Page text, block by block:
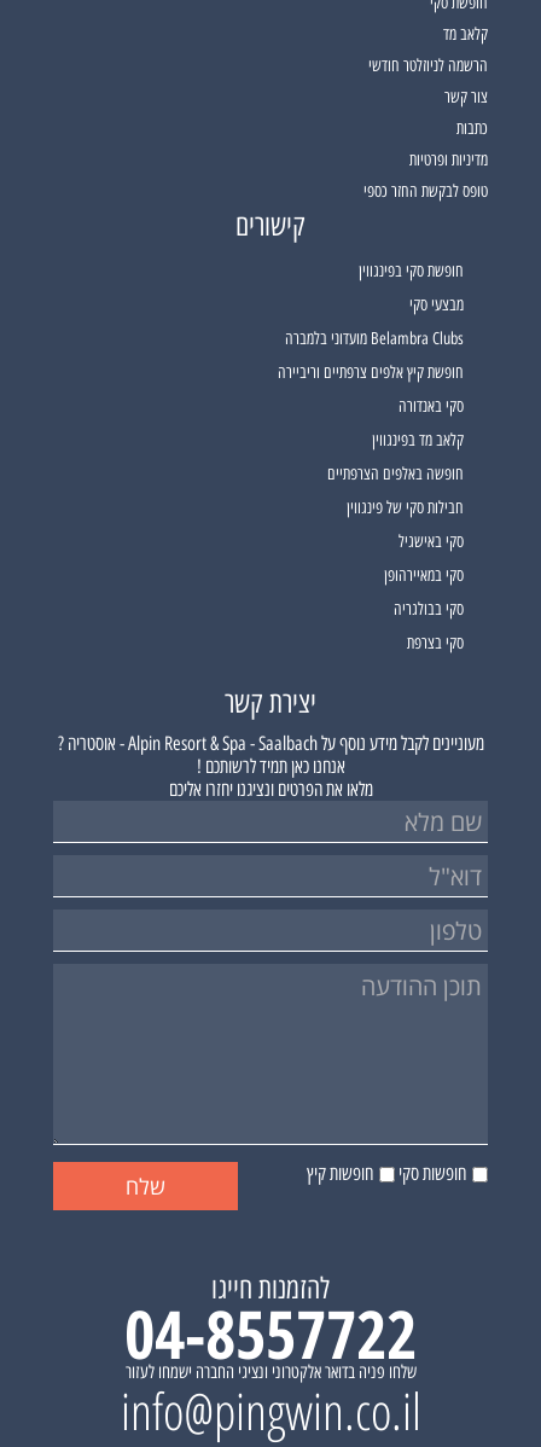
קלאב מד
הרשמה לניוזלטר חודשי
צור קשר
כתבות
מדיניות ופרטיות
טופס לבקשת החזר כספי
קישורים
חופשת סקי בפינגווין
מבצעי סקי
Belambra Clubs מועדוני בלמברה
חופשת קיץ אלפים צרפתיים וריביירה
סקי באנדורה
קלאב מד בפינגווין
חופשה באלפים הצרפתיים
חבילות סקי של פינגווין
סקי באישגיל
סקי במאיירהופן
סקי בבולגריה
סקי בצרפת
יצירת קשר
מעוניינים לקבל מידע נוסף עלAlpin Resort & Spa - Saalbach - אוסטריה ?
אנחנו כאן תמיד לרשותכם !
מלאו את הפרטים ונציגנו יחזרו אליכם
חופשות סקי חופשות קיץ
להזמנות חייגו
04-8557722
שלחו פניה בדואר אלקטרוני ונציגי החברה ישמחו לעזור
info@pingwin.co.il